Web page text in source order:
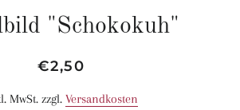
"Schokokuh"
Normaler
Sonderpreis
€2,50
MwSt. zzgl. Versandkosten